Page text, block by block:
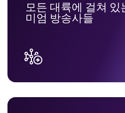
모든 대륙에 걸쳐 있
미엄 방송사들